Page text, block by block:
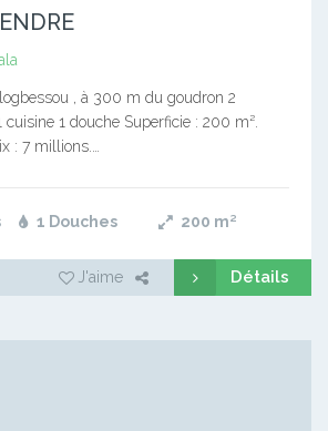
, à 300 m du goudron 2
1 douche Superficie : 200 m².
: 7 millions.…
1 Douches 200 m²
J'aime Détails